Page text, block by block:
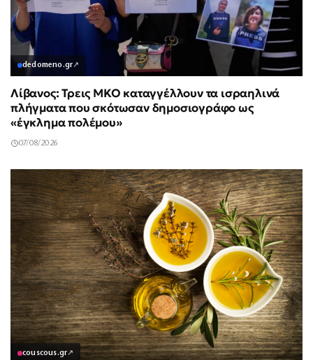
dedomeno.gr↗
Λίβανος: Τρεις ΜΚΟ καταγγέλλουν τα ισραηλινά
πλήγματα που σκότωσαν δημοσιογράφο ως
«έγκλημα πολέμου»
07/08/2026
couscous.gr↗